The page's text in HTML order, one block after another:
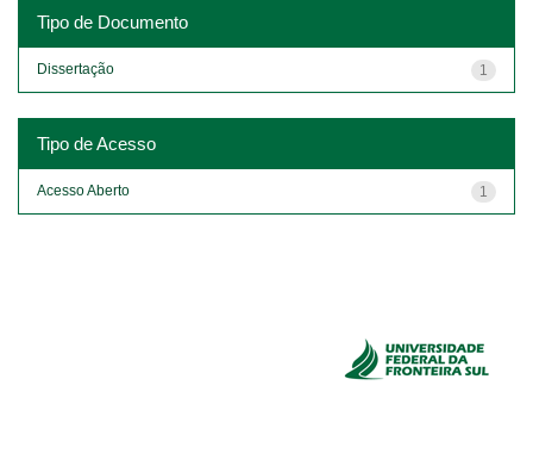
Tipo de Documento
1
Dissertação
Tipo de Acesso
1
Acesso Aberto